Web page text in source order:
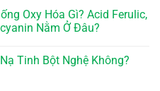
Oxy Hóa Gì? Acid Ferulic,
Nằm Ở Đâu?
Tinh Bột Nghệ Không?